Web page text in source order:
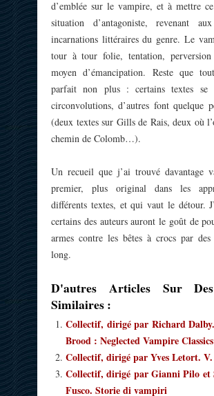
d’emblée sur le vampire, et à mettre
situation d’antagoniste, revenant
incarnations littéraires du genre. Le
tour à tour folie, tentation, perversion
moyen d’émancipation. Reste que
parfait non plus : certains textes se
circonvolutions, d’autres font quelque
(deux textes sur Gills de Rais, deux où
chemin de Colomb…).
Un recueil que j’ai trouvé davantage
premier, plus original dans les
différents textes, et qui vaut le détour.
certains des auteurs auront le goût de
armes contre les bêtes à crocs par
long.
D'autres Articles Sur
Similaires :
Collectif, dirigé par Richard
Brood : Neglected Vampire Classics
Collectif, dirigé par Yves Letort. V.
Collectif, dirigé par Gianni Pilo et
Fusco. Storie di vampiri